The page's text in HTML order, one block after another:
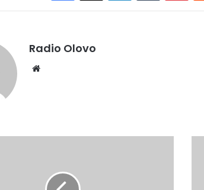
Radio Olovo